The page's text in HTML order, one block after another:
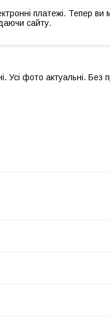
платежі. Тепер ви
сайту.
фото актуальні. Без